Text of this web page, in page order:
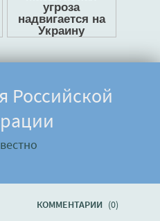
Российской
КОММЕНТАРИИ (0)